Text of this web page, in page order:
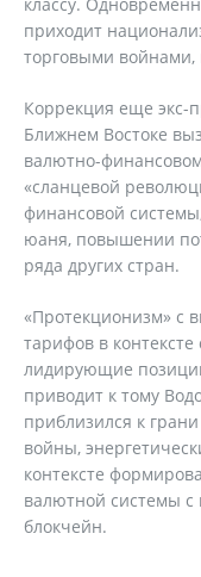
приходит
торговыми войнами,
Коррекция еще экс-
Ближнем Востоке
валютно-
«сланцевой
финансовой
юаня, повышении
ряда других стран.
«Протекционизм» с
тарифов в
лидирующие
приводит к тому
приблизился к
войны,
контексте
валютной системы с
блокчейн.